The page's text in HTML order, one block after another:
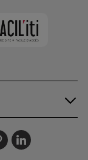
sursur
nousnous